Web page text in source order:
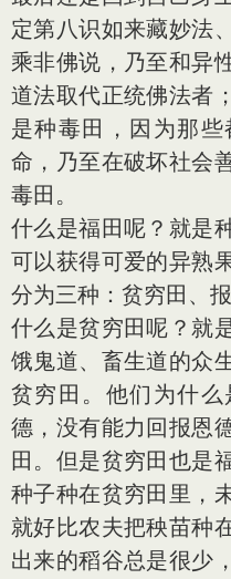
定第八识如来藏妙法
乘非佛说，乃至和异
道法取代正统佛法者
是种毒田，因为那
命，乃至在破坏社会
毒田。
什么是福田呢？就是
可以获得可爱的异熟
分为三种：贫穷田、
什么是贫穷田呢？就
饿鬼道、畜生道的众
贫穷田。他们为什
德，没有能力回报恩
田。但是贫穷田也是
种子种在贫穷田里，
就好比农夫把秧苗种
出来的稻谷总是很少